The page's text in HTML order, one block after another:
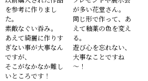
を参考に作りまし
た。
素敵なぐい吞み。
あえて綺麗に作りす
ぎない事が大事なん
ですが、
そこがなかなか難し
いところです！
が多い花堂さん。
同じ形で作って、あ
えて釉薬の色を変え
る。
遊び心を忘れない、
大事なことですね
～！